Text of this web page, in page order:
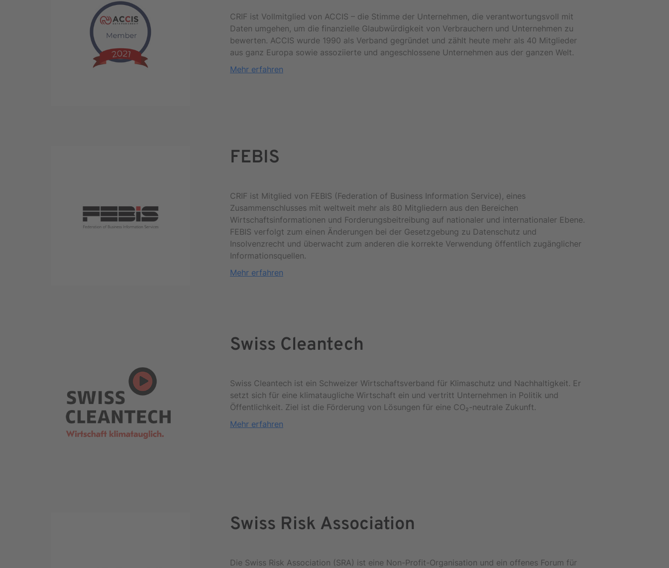
CRIF ist Vollmitglied von ACCIS – die Stimme der Unternehmen, die verantwortungsvoll mit
Daten umgehen, um die finanzielle Glaubwürdigkeit von Verbrauchern und Unternehmen zu
bewerten. ACCIS wurde 1990 als Verband gegründet und zählt heute mehr als 40 Mitglieder
aus ganz Europa sowie assoziierte und angeschlossene Unternehmen aus der ganzen Welt.
Mehr erfahren
FEBIS
​CRIF ist Mitglied von FEBIS (Federation of Business Information Service), eines
Zusammenschlusses mit weltweit mehr als 80 Mitgliedern aus den Bereichen
Wirtschaftsinformationen und Forderungsbeitreibung auf nationaler und internationaler Ebene.
FEBIS verfolgt zum einen Änderungen bei der Gesetzgebung zu Datenschutz und
Insolvenzrecht und überwacht zum anderen die korrekte Verwendung öffentlich zugänglicher
Informationsquellen.
Mehr erfahren
Swiss Cleantech
Swiss Cleantech ist ein Schweizer Wirtschaftsverband für Klimaschutz und Nachhaltigkeit. Er
setzt sich für eine klimataugliche Wirtschaft ein und vertritt Unternehmen in Politik und
Öffentlichkeit. Ziel ist die Förderung von Lösungen für eine CO₂-neutrale Zukunft.
Mehr erfahren
Swiss Risk Association
Die Swiss Risk Association (SRA) ist eine Non-Profit-Organisation und ein offenes Forum für